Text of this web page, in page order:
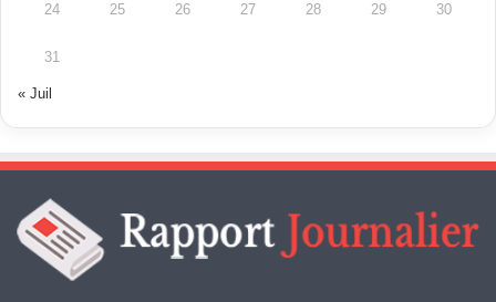
24 25 26 27 28 29 30
31
« Juil